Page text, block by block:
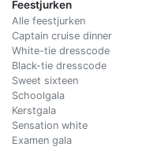
Feestjurken
Alle feestjurken
Captain cruise dinner
White-tie dresscode
Black-tie dresscode
Sweet sixteen
Schoolgala
Kerstgala
Sensation white
Examen gala